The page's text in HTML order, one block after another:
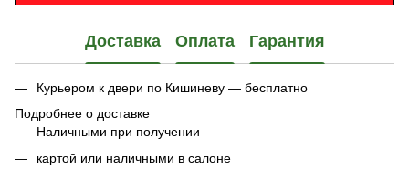
Доставка Оплата Гарантия
Курьером к двери по Кишиневу — бесплатно
Подробнее о доставке
Наличными при получении
картой или наличными в салоне